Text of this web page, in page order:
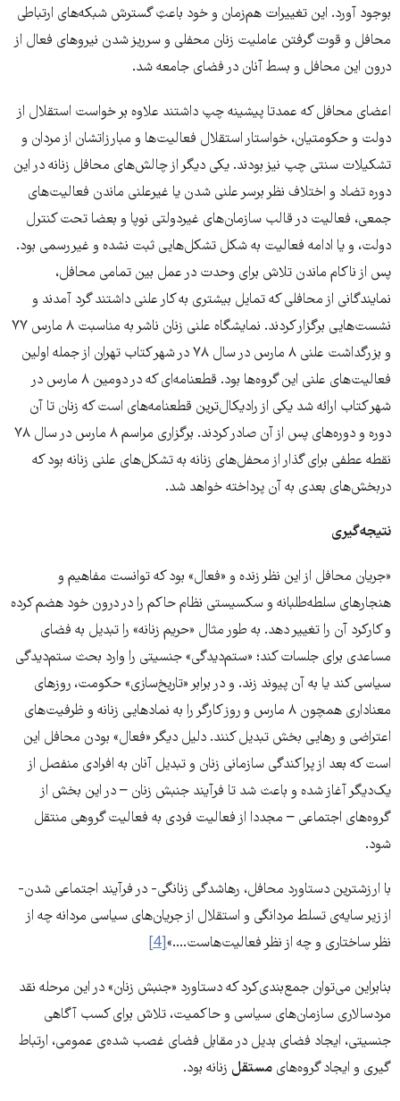
بوجود آورد. این تغییرات هم‌زمان و خود باعث‌ِ گسترش شبکه‌های ارتباطی
محافل و قوت گرفتن عاملیت زنان محفلی و سرریز شدن نیروهای فعال از
درون این محافل و بسط آنان در فضای جامعه شد.
اعضای محافل که عمدتا پیشینه‌ چپ داشتند علاوه بر خواست استقلال از
دولت و حکومتیان، خواستار استقلال فعالیت‌ها و مبارزاتشان از مردان و
تشکیلات سنتی چپ نیز بودند. یکی دیگر از چالش‌های محافل زنانه در این
دوره تضاد و اختلاف نظر برسر علنی شدن یا غیرعلنی ماندن فعالیت‌های
جمعی، فعالیت در قالب سازمان‌های غیردولتی نوپا و بعضا تحت کنترل
دولت، و یا ادامه فعالیت به شکل تشکل‌هایی ثبت نشده و غیررسمی بود.
پس از ناکام ماندن تلاش برای وحدت در عمل بین تمامی محافل،
نمایندگانی از محافلی که تمایل بیشتری به کار علنی داشتند گرد آمدند و
نشست‌هایی برگزار کردند. نمایشگاه علنی زنان ناشر به مناسبت ٨ مارس ٧٧
و بزرگداشت علنی ٨ مارس در سال ٧٨ در شهر کتاب تهران از جمله اولین‌
فعالیت‌های علنی این گروه‌ها بود. قطعنامه‌ای که در دومین ۸ مارس در
شهر کتاب ارائه شد یکی از رادیکال‌ترین قطعنامه‌های است که زنان تا آن
دوره و دوره‌های پس از آن صادر کردند. برگزاری مراسم ٨ مارس در سال ٧٨
نقطه عطفی برای گذار از محفل‌های زنانه به تشکل‌های علنی زنانه بود که
دربخش‌های بعدی به آن پرداخته خواهد شد.
نتیجه‌گیری
«جریان محافل از این نظر زنده و «فعال» بود که توانست مفاهیم و
هنجارهای سلطه‌طلبانه و سکسیستی نظام حاکم را در درون خود هضم کرده
و کارکرد آن را تغییر دهد. به طور مثال «حریم زنانه» را تبدیل به فضای
مساعدی برای جلسات کند؛ «ستم‌دیدگی» جنسیتی را وارد بحث ستم‌دیدگی
سیاسی کند یا به آن پیوند زند. و در برابر «تاریخ‌سازی» حکومت، روزهای
معناداری همچون ٨ مارس و روز کارگر را به نمادهایی زنانه و ظرفیت‌های
اعتراضی و رهایی بخش تبدیل کنند. دلیل دیگر «فعال» بودن محافل این
است که بعد از پراکندگی سازمانی زنان و تبدیل آنان به افرادی منفصل از
یک‌دیگر آغاز شده و باعث شد تا فرآیند جنبش زنان – در این بخش از
گروه‌های اجتماعی – مجددا از فعالیت فردی به فعالیت گروهی منتقل
شود.
با ارزشترین دستاورد محافل، رهاشدگی زنانگی- در فرآیند اجتماعی شدن-
از زیر سایه‌ی تسلط مردانگی و استقلال از جریان‌های سیاسی مردانه چه از
نظر ساختاری و چه از نظر فعالیت‌هاست....»[4]
بنابراین می‌توان جمع‌بندی‌کرد که دستاورد «جنبش زنان» در این مرحله نقد
مردسالاری سازمان‌های سیاسی و حاکمیت، تلاش برای کسب آگاهی
جنسیتی، ایجاد فضای بدیل در مقابل فضای غصب شده‌ی عمومی، ارتباط
گیری و ایجاد گروه‌های مستقل زنانه بود.